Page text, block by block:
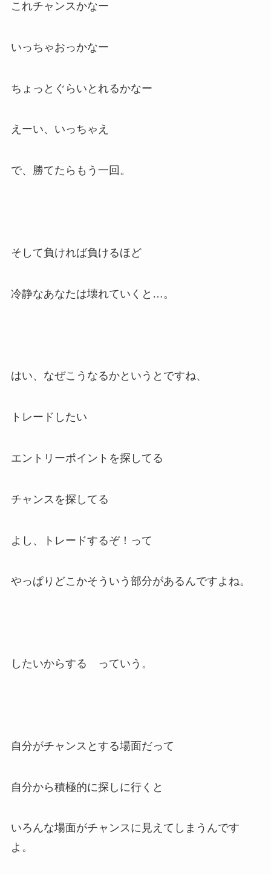
これチャンスかなー
いっちゃおっかなー
ちょっとぐらいとれるかなー
えーい、いっちゃえ
で、勝てたらもう一回。
そして負ければ負けるほど
冷静なあなたは壊れていくと…。
はい、なぜこうなるかというとですね、
トレードしたい
エントリーポイントを探してる
チャンスを探してる
よし、トレードするぞ！って
やっぱりどこかそういう部分があるんですよね。
したいからする っていう。
自分がチャンスとする場面だって
自分から積極的に探しに行くと
いろんな場面がチャンスに見えてしまうんです
よ。